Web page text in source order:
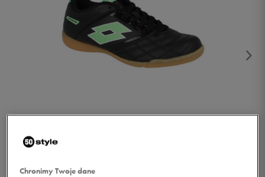
Chronimy Twoje dane